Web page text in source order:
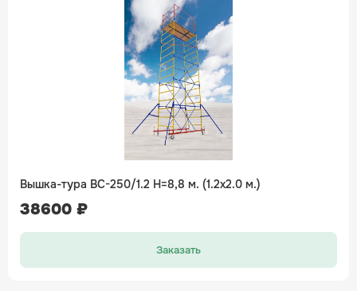
Вышка-тура ВС-250/1.2 H=8,8 м. (1.2х2.0 м.)
38600 ₽
Заказать